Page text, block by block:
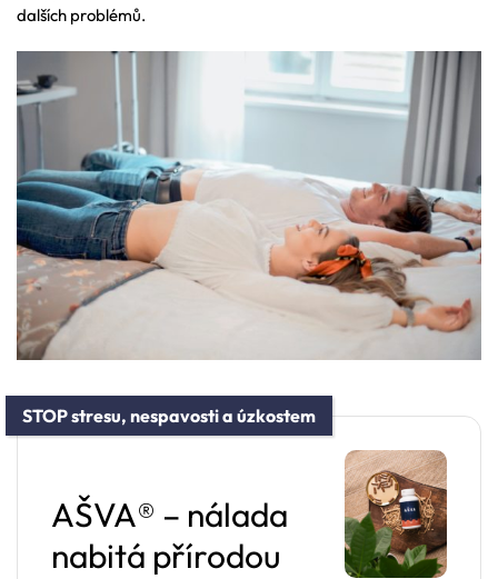
dalších problémů.
STOP stresu, nespavosti a úzkostem
AŠVA® – nálada
nabitá přírodou